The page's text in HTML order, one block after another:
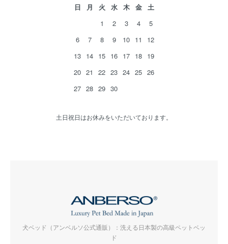
日 月 火 水 木 金
土
1
2 3 4
5
6
7 8 9 10 11
12
13 14 15 16 17 18 19
20 21 22 23 24 25 26
27 28 29 30
土日祝日はお休みをいただいております。
犬ベッド（アンベルソ公式通販）：洗える日本製の高級ペットベッ
ド